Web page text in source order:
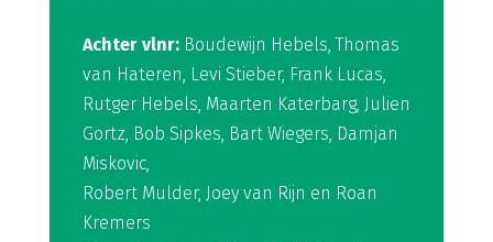
Achter vlnr:Boudewijn Hebels, Thomas
van Hateren, Levi Stieber, Frank Lucas,
Rutger Hebels, Maarten Katerbarg, Julien
Gortz, Bob Sipkes, Bart Wiegers, Damjan
Miskovic,
Robert Mulder, Joey van Rijn en Roan
Kremers